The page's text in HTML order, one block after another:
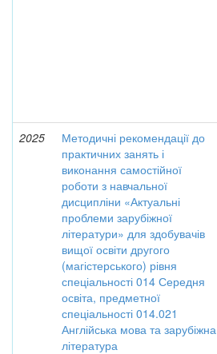
2025
Методичні рекомендації до
практичних занять і
виконання самостійної
роботи з навчальної
дисципліни «Актуальні
проблеми зарубіжної
літератури» для здобувачів
вищої освіти другого
(магістерського) рівня
спеціальності 014 Середня
освіта, предметної
спеціальності 014.021
Англійська мова та зарубіжна
література